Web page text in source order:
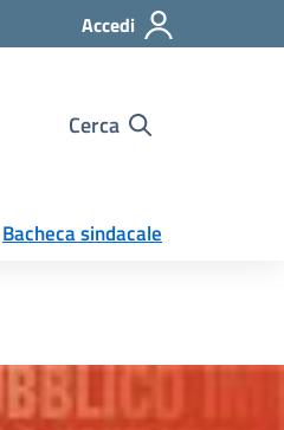
Accedi
Cerca
Bacheca sindacale